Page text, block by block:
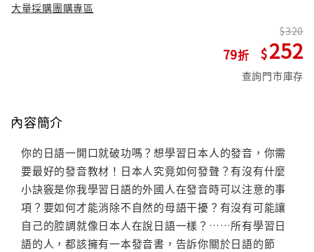
大量採購團購專區
79
320
252
查詢門市庫存
內容簡介
你的日語一開口就破功嗎？想學習日本人的發音，你需
要最好的發音教材！日本人究竟如何發聲？有沒有什麼
小訣竅是你我學習日語的外國人在發音時可以注意的事
項？要如何才能消除不自然的母語干擾？有沒有可能讓
自己的腔調就像日本人在說日語一樣？……所有學習日
語的人，都該擁有一本發音書，告訴你關於日語的節